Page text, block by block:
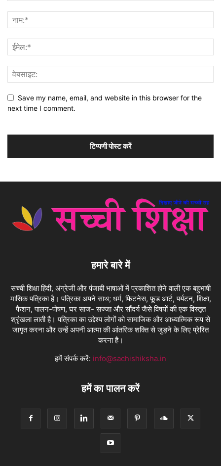
Save my name, email, and website in this browser for the
next time I comment.
हमारे बारे में
सच्ची शिक्षा हिंदी, अंग्रेजी और पंजाबी भाषाओं में प्रकाशित होने वाली एक बहुभाषी
मासिक पत्रिका है। पत्रिका अपने साथ; धर्म, फिटनेस, फ़ूड आर्ट, पर्यटन, शिक्षा,
फैशन, पालन-पोषण, घर साज- सज्जा और सौंदर्य जैसे विषयों की एक विस्तृत
श्रृंखला लाती है। पत्रिका का उद्देश्य लोगों को सामाजिक और आध्यात्मिक रूप से
जागृत करना और उन्हें अपनी आत्मा की आंतरिक शक्ति से जुड़ने के लिए प्रेरित
करना है।
हमें संपर्क करें: info@sachishiksha.in
हमें का पालन करें